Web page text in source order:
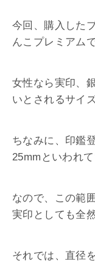
今回、購入した
んこプレミアム
女性なら実印、
いとされるサイ
ちなみに、印鑑
25mmといわれて
なので、この範
実印としても全
それでは、直径